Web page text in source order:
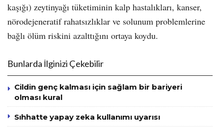
kaşığı) zeytinyağı tüketiminin kalp hastalıkları, kanser,
nörodejeneratif rahatsızlıklar ve solunum problemlerine
bağlı ölüm riskini azalttığını ortaya koydu.
Bunlarda İlginizi Çekebilir
Cildin genç kalması için sağlam bir bariyeri
olması kural
Sıhhatte yapay zeka kullanımı uyarısı